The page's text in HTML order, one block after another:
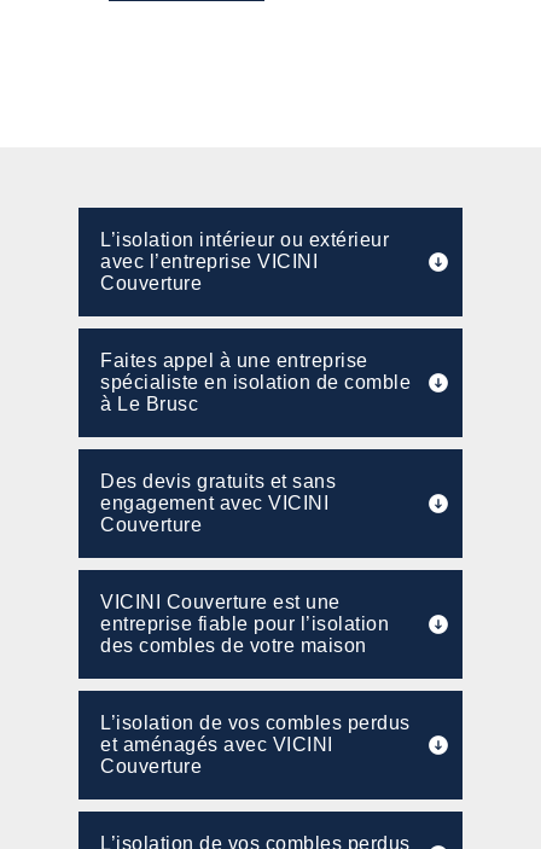
L’isolation intérieur ou extérieur
avec l’entreprise VICINI
Couverture
Faites appel à une entreprise
spécialiste en isolation de comble
à Le Brusc
Des devis gratuits et sans
engagement avec VICINI
Couverture
VICINI Couverture est une
entreprise fiable pour l’isolation
des combles de votre maison
L’isolation de vos combles perdus
et aménagés avec VICINI
Couverture
L’isolation de vos combles perdus